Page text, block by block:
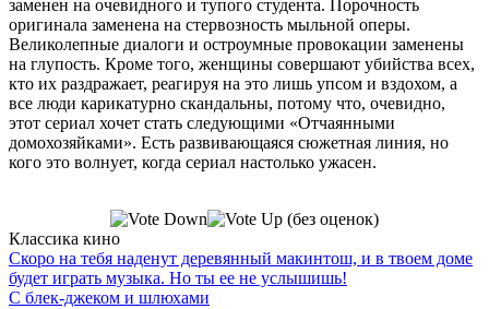
заменен на очевидного и тупого студента. Порочность
оригинала заменена на стервозность мыльной оперы.
Великолепные диалоги и остроумные провокации заменены
на глупость. Кроме того, женщины совершают убийства всех,
кто их раздражает, реагируя на это лишь упсом и вздохом, а
все люди карикатурно скандальны, потому что, очевидно,
этот сериал хочет стать следующими «Отчаянными
домохозяйками». Есть развивающаяся сюжетная линия, но
кого это волнует, когда сериал настолько ужасен.
(без оценок)
Классика кино
Скоро на тебя наденут деревянный макинтош, и в твоем доме
будет играть музыка. Но ты ее не услышишь!
С блек-джеком и шлюхами